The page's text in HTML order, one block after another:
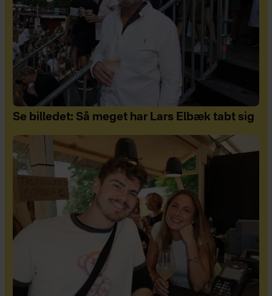
Se billedet: Så meget har Lars Elbæk tabt sig